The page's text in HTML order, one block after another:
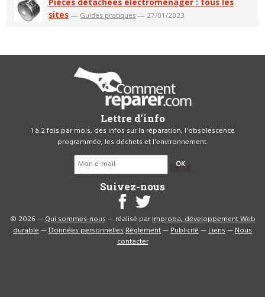
sites — Guides pratiques — 27/01/2023
Lettre d'info
1 à 2 fois par mois, des infos sur la réparation, l'obsolescence
programmée, les déchets et l'environnement.
OK
Suivez-nous
© 2026 —Qui sommes-nous— réalisé parImproba, développement Web
durable—Données personnellesRèglement—Publicité—Liens—Nous
contacter